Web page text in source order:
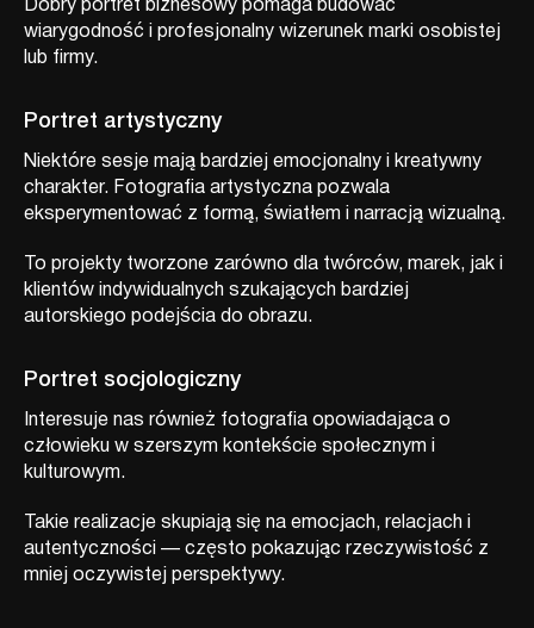
Dobry portret biznesowy pomaga budować
wiarygodność i profesjonalny wizerunek marki osobistej
lub firmy.
Portret artystyczny
Niektóre sesje mają bardziej emocjonalny i kreatywny
charakter. Fotografia artystyczna pozwala
eksperymentować z formą, światłem i narracją wizualną.
To projekty tworzone zarówno dla twórców, marek, jak i
klientów indywidualnych szukających bardziej
autorskiego podejścia do obrazu.
Portret socjologiczny
Interesuje nas również fotografia opowiadająca o
człowieku w szerszym kontekście społecznym i
kulturowym.
Takie realizacje skupiają się na emocjach, relacjach i
autentyczności — często pokazując rzeczywistość z
mniej oczywistej perspektywy.